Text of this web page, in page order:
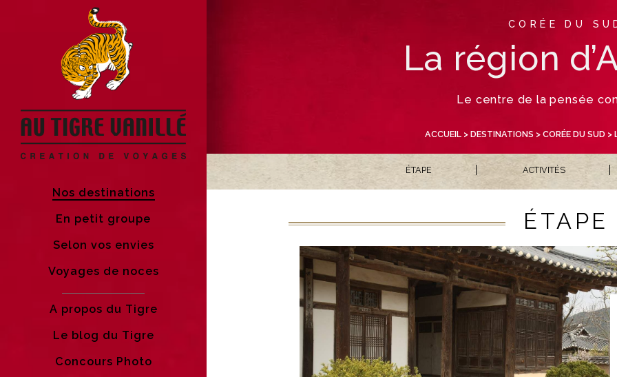
Nos destinations
En petit groupe
Selon vos envies
Voyages de noces
A propos du Tigre
Le blog du Tigre
Concours Photo
CORÉE DU
La région
Le centre de la pensée
ACCUEIL > DESTINATIONS > CORÉE DU SUD >
ÉTAPE ACTIVITÉS
ÉTAPE